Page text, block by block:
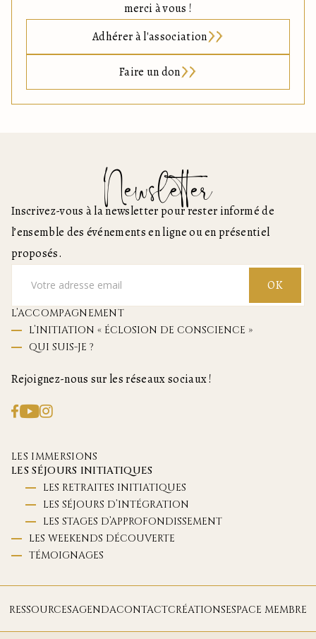
merci à vous !
Adhérer à l'association
Faire un don
Newsletter
Inscrivez-vous à la newsletter pour rester informé de
l’ensemble des événements en ligne ou en présentiel
proposés.
OK
L’ACCOMPAGNEMENT
L’INITIATION « ÉCLOSION DE CONSCIENCE »
QUI SUIS-JE ?
Rejoignez-nous sur les réseaux sociaux !
LES IMMERSIONS
LES SÉJOURS INITIATIQUES
LES RETRAITES INITIATIQUES
LES SÉJOURS D’INTÉGRATION
LES STAGES D’APPROFONDISSEMENT
LES WEEKENDS DÉCOUVERTE
TÉMOIGNAGES
RESSOURCESAGENDACONTACTCRÉATIONSESPACE MEMBRE